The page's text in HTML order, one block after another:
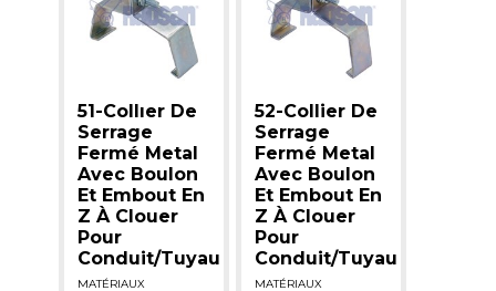
51-Collıer De
Serrage
Fermé Metal
Avec Boulon
Et Embout En
Z À Clouer
Pour
Conduit/Tuyau
MATÉRIAUX
52-Collier De
Serrage
Fermé Metal
Avec Boulon
Et Embout En
Z À Clouer
Pour
Conduit/Tuyau
MATÉRIAUX